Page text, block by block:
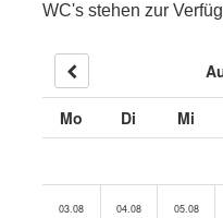
WC's stehen zur
Mo Di Mi
03.08 04.08 05.08